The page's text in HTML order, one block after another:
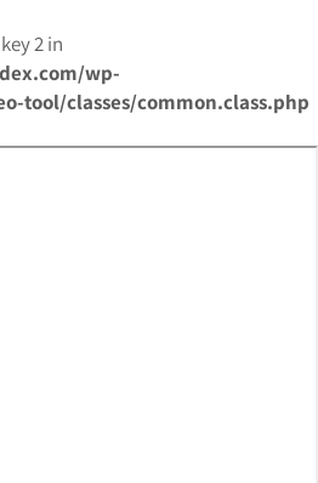
2 in
wp-
tool/classes/common.class.php